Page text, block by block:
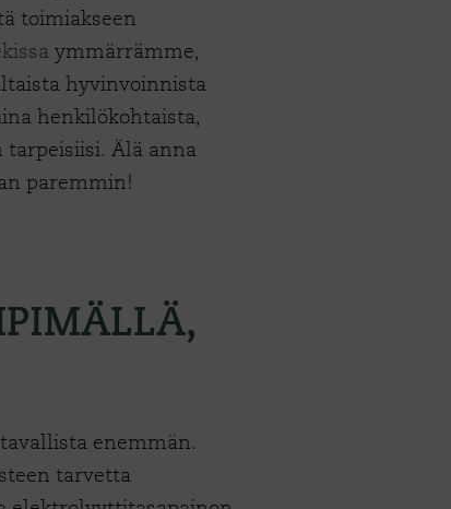
toimiakseen
ymmärrämme,
hyvinvoinnista
henkilökohtaista,
Älä anna
paremmin!
enemmän.
tarvetta